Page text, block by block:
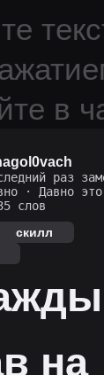
в
раз
·
Давно
слов
скилл
на